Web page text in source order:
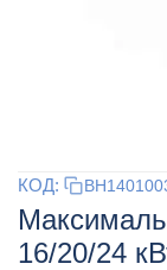
КОД:
16/20/24